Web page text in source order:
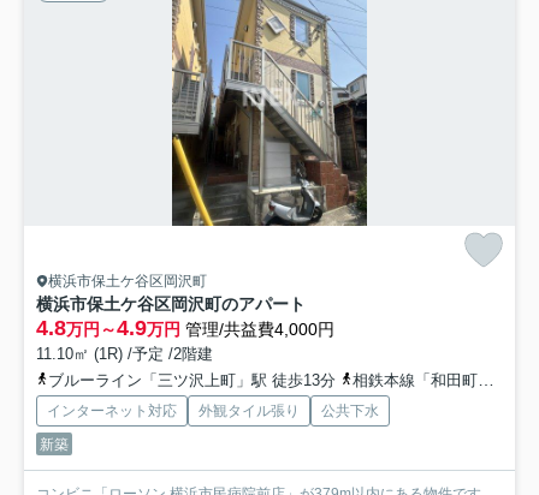
横浜市保土ケ谷区岡沢町
横浜市保土ケ谷区岡沢町のアパート
4.8万円～4.9万円 管理/共益費4,000円
11.10㎡ (1R) /予定 /2階建
ブルーライン「三ツ沢上町」駅 徒歩13分
相鉄本線「和田町」駅 徒歩21分
インターネット対応 外観タイル張り
公共下水
新築